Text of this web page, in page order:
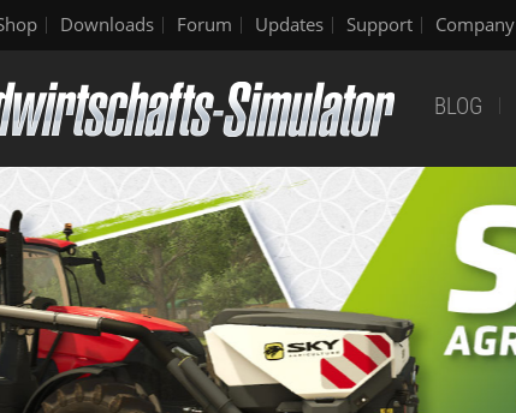
Downloads Forum Updates Support Company
BLOG